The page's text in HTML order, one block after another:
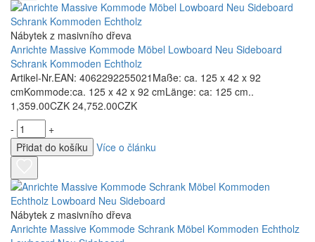
Nábytek z masivního dřeva
Anrichte Massive Kommode Möbel Lowboard Neu Sideboard
Schrank Kommoden Echtholz
Artikel-Nr.EAN: 4062292255021Maße: ca. 125 x 42 x 92
cmKommode:ca. 125 x 42 x 92 cmLänge: ca: 125 cm..
1,359.00CZK 24,752.00CZK
-
+
Přidat do košíku
Více o článku
Nábytek z masivního dřeva
Anrichte Massive Kommode Schrank Möbel Kommoden Echtholz